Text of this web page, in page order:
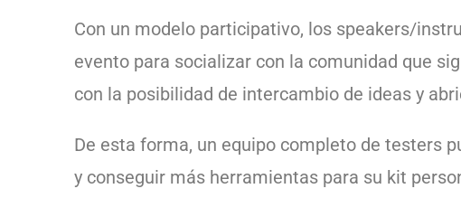
Con un modelo participativo, los speakers/
evento para socializar con la comunidad que
con la posibilidad de intercambio de ideas y
De esta forma, un equipo completo de testers
y conseguir más herramientas para su kit